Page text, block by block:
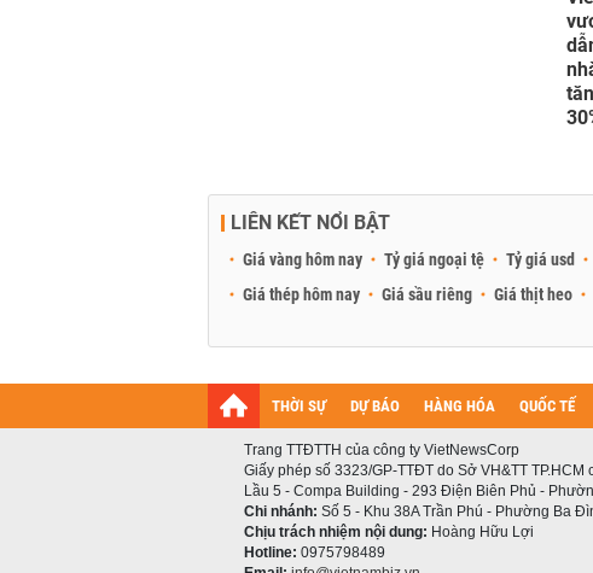
LIÊN KẾT NỔI BẬT
Giá vàng hôm nay Tỷ giá ngoại tệ Tỷ giá usd
Giá thép hôm nay
Giá sầu riêng Giá thịt heo
THỜI SỰ DỰ BÁO HÀNG HÓA QUỐC TẾ
Trang TTĐTTH của công ty VietNewsCorp
Giấy phép số 3323/GP-TTĐT do Sở VH&TT TP.HCM
Lầu 5 - Compa Building - 293 Điện Biên Phủ -
Chi nhánh: Số 5 - Khu 38A Trần Phú - Phường Ba
Chịu trách nhiệm nội dung: Hoàng Hữu Lợi
Hotline: 0975798489